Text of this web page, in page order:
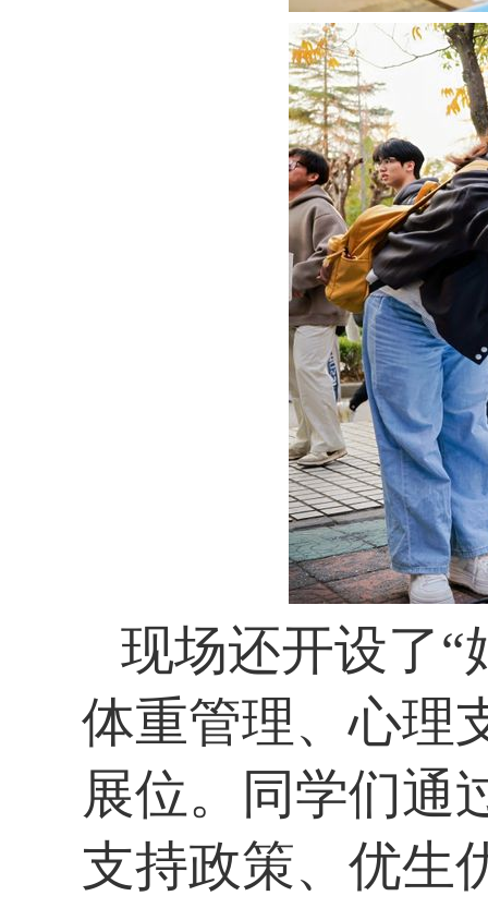
现场还开设了“
体重管理、心理
展位。同学们通
支持政策、优生